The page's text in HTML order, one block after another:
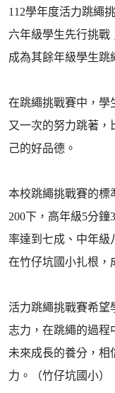
112學年度活力跳繩
六年級學生先行挑戰
成為其餘年級學生跳
在跳繩挑戰賽中，學
又一次的努力跳著，
己的好品德。
本校跳繩挑戰賽的標
200下，高年級5分
率達到七成、中年級
在竹仔坑國小扎根，
活力跳繩挑戰賽希望
志力，在跳繩的過程
未來成長的養分，相
力。（竹仔坑國小）